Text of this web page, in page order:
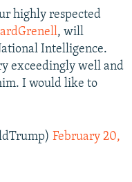
highly respected
, will
Intelligence.
exceedingly well and
I would like to
February 20,